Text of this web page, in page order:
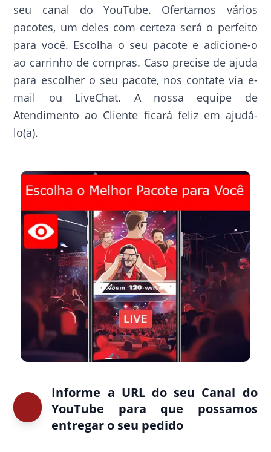
seu canal do YouTube. Ofertamos vários
pacotes, um deles com certeza será o perfeito
para você. Escolha o seu pacote e adicione-o
ao carrinho de compras. Caso precise de ajuda
para escolher o seu pacote, nos contate via e-
mail ou LiveChat. A nossa equipe de
Atendimento ao Cliente ficará feliz em ajudá-
lo(a).
Informe a URL do seu Canal do
YouTube para que possamos
entregar o seu pedido